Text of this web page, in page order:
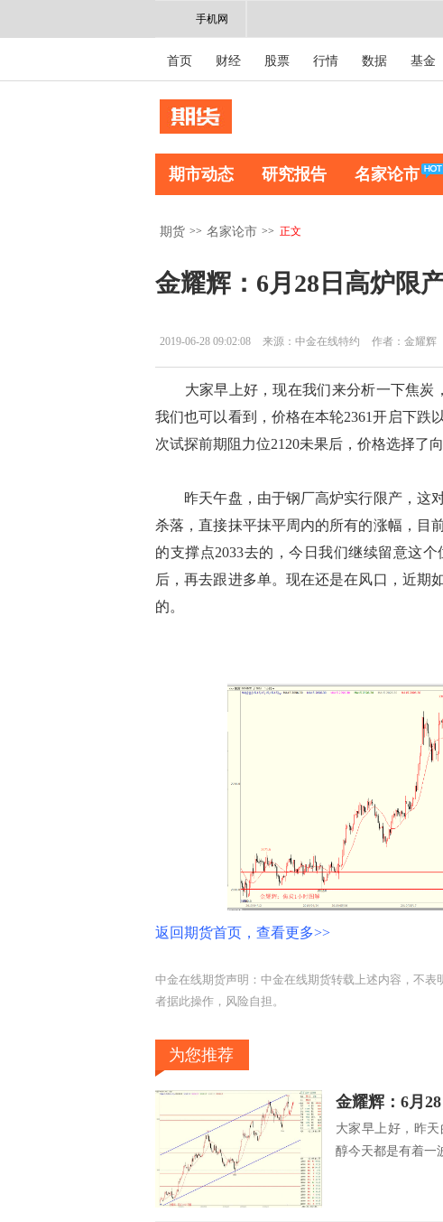
手机网
首页 财经 股票 行情 数据 基金
期市动态 研究报告 名家论市
期货 >> 名家论市 >> 正文
金耀辉：6月28日高炉限
2019-06-28 09:02:08 来源：中金在线特约 作者：金耀辉
大家早上好，现在我们来分析一下焦炭
我们也可以看到，价格在本轮2361开启下跌
次试探前期阻力位2120未果后，价格选择了向
昨天午盘，由于钢厂高炉实行限产，这对
杀落，直接抹平抹平周内的所有的涨幅，目
的支撑点2033去的，今日我们继续留意这
后，再去跟进多单。现在还是在风口，近期
的。
返回期货首页，查看更多>>
中金在线期货声明：中金在线期货转载上述内容，不
者据此操作，风险自担。
为您推荐
金耀辉：6月
大家早上好，昨
醇今天都是有着一